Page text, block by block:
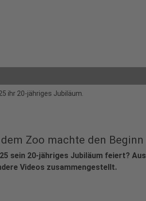
ihr 20-jähriges Jubiläum.
Zoo machte den Beginn
sein 20-jähriges Jubiläum feiert? Aus
Videos zusammengestellt.